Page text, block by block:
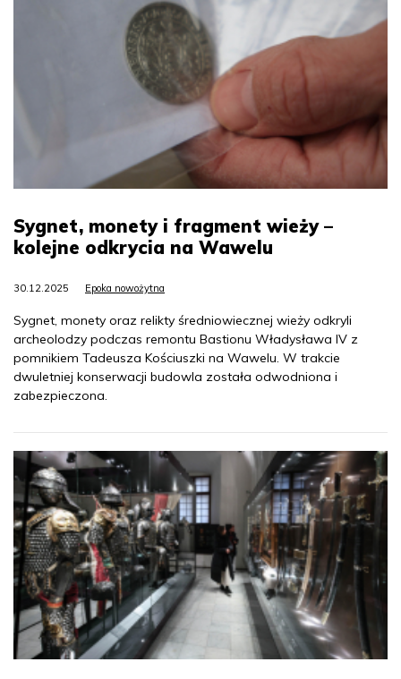
Sygnet, monety i fragment wieży –
kolejne odkrycia na Wawelu
30.12.2025 Epoka nowożytna
Sygnet, monety oraz relikty średniowiecznej wieży odkryli
archeolodzy podczas remontu Bastionu Władysława IV z
pomnikiem Tadeusza Kościuszki na Wawelu. W trakcie
dwuletniej konserwacji budowla została odwodniona i
zabezpieczona.